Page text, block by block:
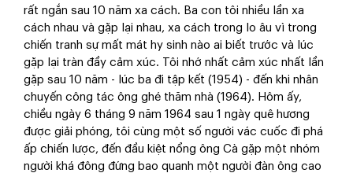
rất ngắn sau 10 năm xa cách. Ba con tôi nhiều lần xa
cách nhau và gặp lại nhau, xa cách trong lo âu vì trong
chiến tranh sự mất mát hy sinh nào ai biết trước và lúc
gặp lại tràn đầy cảm xúc. Tôi nhớ nhất cảm xúc nhất lần
gặp sau 10 năm - lúc ba đi tập kết (1954) - đến khi nhân
chuyến công tác ông ghé thăm nhà (1964). Hôm ấy,
chiều ngày 6 tháng 9 năm 1964 sau 1 ngày quê hương
được giải phóng, tôi cùng một số người vác cuốc đi phá
ấp chiến lược, đến đầu kiệt nổng ông Cà gặp một nhóm
người khá đông đứng bao quanh một người đàn ông cao